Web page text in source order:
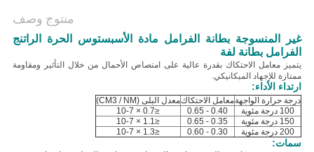
منتوج وصف
غير المنسوجة بطانة الفرامل مادة الأسبستوس الحرة الراتنج
الفرامل بطانة لفة
يتميز معامل الاحتكاك بقدرة عالية على امتصاص الأحمال من خلال التأثير ومقاومة
ممتازة للإجهاد الميكانيكي.
ارتداء الأداء:
درجة حرارة الواجهةمعامل الاحتكاكمعدل البلى (CM3 / NM)
100 درجة مئوية
0.40 - 0.65
≤0.7 × 10-7
150 درجة مئوية
0.35 - 0.65
≤1.1 × 10-7
200 درجة مئوية
0.30 - 0.60
≤1.3 × 10-7
سمات: